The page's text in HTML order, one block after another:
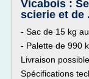
Vicabois :
scierie et de
- Sac de 15 kg
- Palette de 990
Livraison
Spécifications